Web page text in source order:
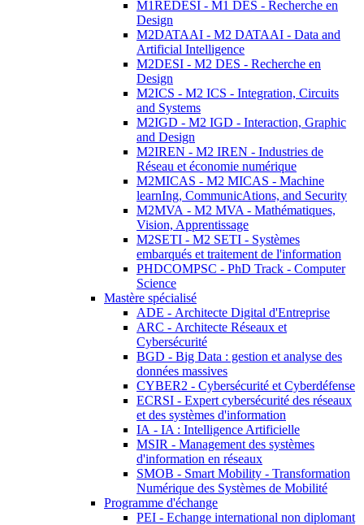
M1REDESI - M1 DES - Recherche en
Design
M2DATAAI - M2 DATAAI - Data and
Artificial Intelligence
M2DESI - M2 DES - Recherche en
Design
M2ICS - M2 ICS - Integration, Circuits
and Systems
M2IGD - M2 IGD - Interaction, Graphic
and Design
M2IREN - M2 IREN - Industries de
Réseau et économie numérique
M2MICAS - M2 MICAS - Machine
learnIng, CommunicAtions, and Security
M2MVA - M2 MVA - Mathématiques,
Vision, Apprentissage
M2SETI - M2 SETI - Systèmes
embarqués et traitement de l'information
PHDCOMPSC - PhD Track - Computer
Science
Mastère spécialisé
ADE - Architecte Digital d'Entreprise
ARC - Architecte Réseaux et
Cybersécurité
BGD - Big Data : gestion et analyse des
données massives
CYBER2 - Cybersécurité et Cyberdéfense
ECRSI - Expert cybersécurité des réseaux
et des systèmes d'information
IA - IA : Intelligence Artificielle
MSIR - Management des systèmes
d'information en réseaux
SMOB - Smart Mobility - Transformation
Numérique des Systèmes de Mobilité
Programme d'échange
PEI - Echange international non diplomant